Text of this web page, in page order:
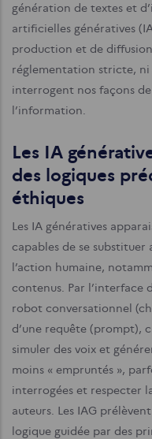
génération de textes et
artificielles génératives
production et de
réglementation stricte, ni
interrogent nos façons
l’information.
Les IA
des logiques
éthiques
Les IA génératives
capables de se
l’action humaine,
contenus. Par l’interface
robot conversationnel
d’une requête (prompt),
simuler des voix et
moins « empruntés »,
interrogées et respecter
auteurs. Les IAG
logique guidée par des